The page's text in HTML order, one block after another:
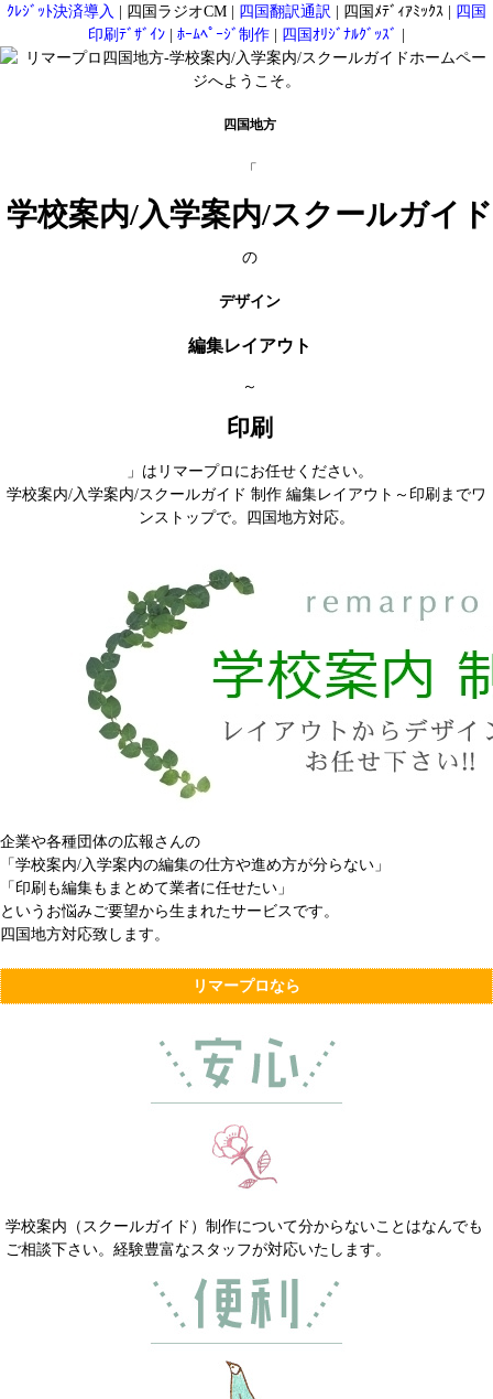
ｸﾚｼﾞｯﾄ決済導入 四国ラジオCM 四国翻訳通訳 四国ﾒﾃﾞｨｱﾐｯｸｽ
四国
印刷ﾃﾞｻﾞｲﾝ
ﾎｰﾑﾍﾟｰｼﾞ制作 四国ｵﾘｼﾞﾅﾙｸﾞｯｽﾞ
四国地方
「
学校案内/入学案内/スクールガイド
の
デザイン
編集レイアウト
～
印刷
」はリマープロにお任せください。
学校案内/入学案内/スクールガイド 制作 編集レイアウト～印刷までワ
ンストップで。四国地方対応。
企業や各種団体の広報さんの
「学校案内/入学案内の編集の仕方や進め方が分らない」
「印刷も編集もまとめて業者に任せたい」
というお悩みご要望から生まれたサービスです。
四国地方対応致します。
リマープロなら
学校案内（スクールガイド）制作について分からないことはなんでも
ご相談下さい。経験豊富なスタッフが対応いたします。